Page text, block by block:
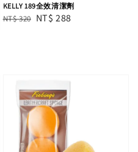
KELLY 189全效清潔劑
Regular
NT$ 320 Sale
NT$ 288